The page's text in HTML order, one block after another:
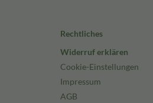
Rechtliches
Widerruf erklären
Cookie-Einstellungen
Impressum
AGB